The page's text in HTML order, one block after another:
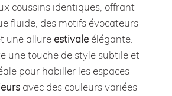
coussins identiques, offrant
fluide, des motifs évocateurs
une allure estivale élégante
une touche de style subtile et
pour habiller les espaces
avec des couleurs variées